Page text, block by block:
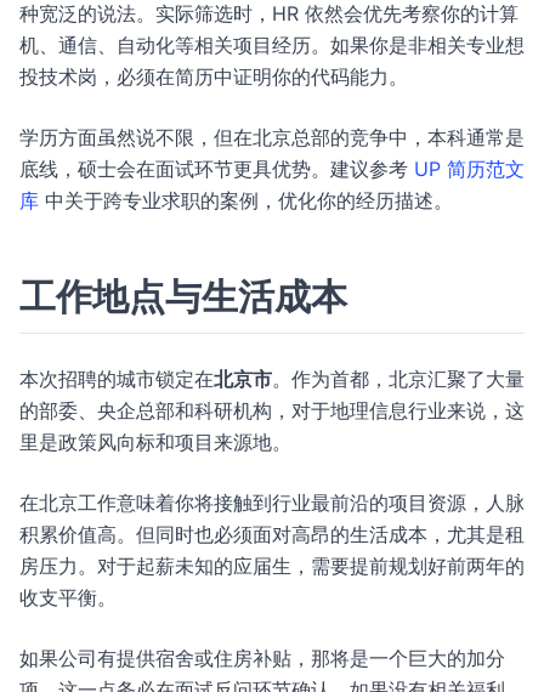
种宽泛的说法。实际筛选时，HR 依然会优先考察你的计算
机、通信、自动化等相关项目经历。如果你是非相关专业想
投技术岗，必须在简历中证明你的代码能力。
学历方面虽然说不限，但在北京总部的竞争中，本科通常是
底线，硕士会在面试环节更具优势。建议参考 UP 简历范文
库 中关于跨专业求职的案例，优化你的经历描述。
工作地点与生活成本
本次招聘的城市锁定在北京市。作为首都，北京汇聚了大量
的部委、央企总部和科研机构，对于地理信息行业来说，这
里是政策风向标和项目来源地。
在北京工作意味着你将接触到行业最前沿的项目资源，人脉
积累价值高。但同时也必须面对高昂的生活成本，尤其是租
房压力。对于起薪未知的应届生，需要提前规划好前两年的
收支平衡。
如果公司有提供宿舍或住房补贴，那将是一个巨大的加分